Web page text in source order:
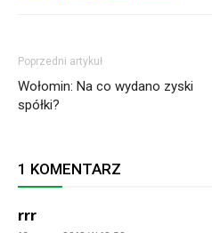
Poprzedni artykuł
Wołomin: Na co wydano zyski
spółki?
1 KOMENTARZ
rrr